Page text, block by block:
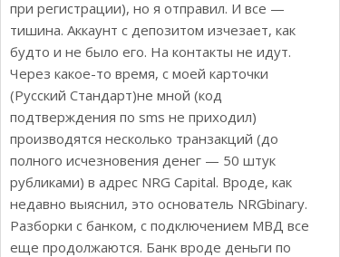
при регистрации), но я отправил. И все —
тишина. Аккаунт с депозитом изчезает, как
будто и не было его. На контакты не идут.
Через какое-то время, с моей карточки
(Русский Стандарт)не мной (код
подтверждения по sms не приходил)
производятся несколько транзакций (до
полного исчезновения денег — 50 штук
рубликами) в адрес NRG Capital. Вроде, как
недавно выяснил, это основатель NRGbinary.
Разборки с банком, с подключением МВД все
еще продолжаются. Банк вроде деньги по